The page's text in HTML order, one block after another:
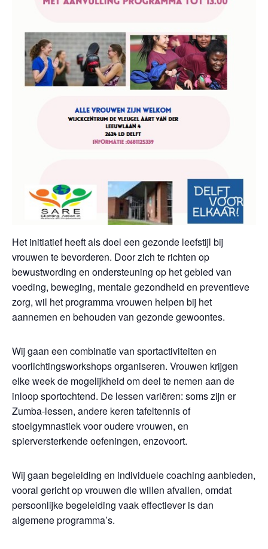
Het initiatief heeft als doel een gezonde leefstijl bij
vrouwen te bevorderen. Door zich te richten op
bewustwording en ondersteuning op het gebied van
voeding, beweging, mentale gezondheid en preventieve
zorg, wil het programma vrouwen helpen bij het
aannemen en behouden van gezonde gewoontes.
Wij gaan een combinatie van sportactiviteiten en
voorlichtingsworkshops organiseren. Vrouwen krijgen
elke week de mogelijkheid om deel te nemen aan de
inloop sportochtend. De lessen variëren: soms zijn er
Zumba-lessen, andere keren tafeltennis of
stoelgymnastiek voor oudere vrouwen, en
spierversterkende oefeningen, enzovoort.
Wij gaan begeleiding en individuele coaching aanbieden,
vooral gericht op vrouwen die willen afvallen, omdat
persoonlijke begeleiding vaak effectiever is dan
algemene programma’s.